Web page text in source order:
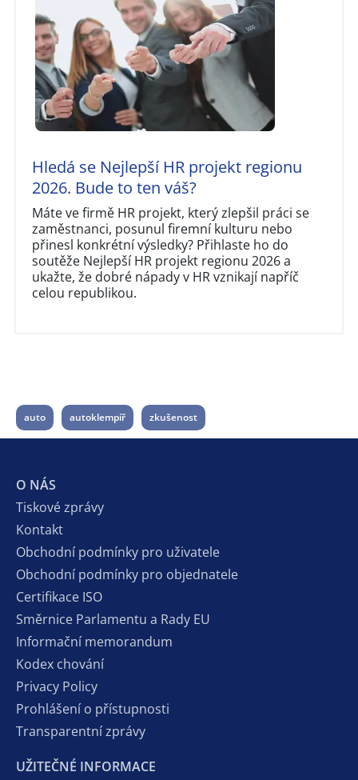
Hledá se Nejlepší HR projekt regionu
2026. Bude to ten váš?
Máte ve firmě HR projekt, který zlepšil práci se
zaměstnanci, posunul firemní kulturu nebo
přinesl konkrétní výsledky? Přihlaste ho do
soutěže Nejlepší HR projekt regionu 2026 a
ukažte, že dobré nápady v HR vznikají napříč
celou republikou.
auto autoklempíř zkušenost
O NÁS
Tiskové zprávy
Kontakt
Obchodní podmínky pro uživatele
Obchodní podmínky pro objednatele
Certifikace ISO
Směrnice Parlamentu a Rady EU
Informační memorandum
Kodex chování
Privacy Policy
Prohlášení o přístupnosti
Transparentní zprávy
UŽITEČNÉ INFORMACE